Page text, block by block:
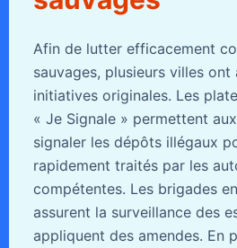
Afin de lutter efficacement
sauvages, plusieurs villes
initiatives originales. Les
« Je Signale » permettent
signaler les dépôts illégaux
rapidement traités par les
compétentes. Les brigades
assurent la surveillance des
appliquent des amendes. En